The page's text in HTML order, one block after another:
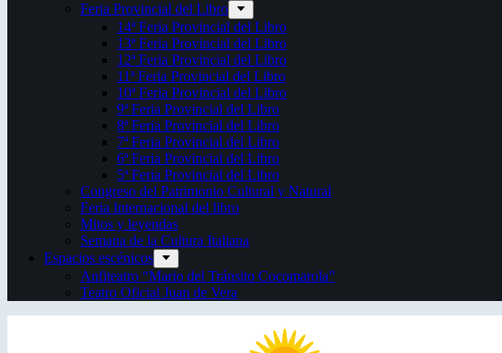
Feria Provincial del Libro
14ª Feria Provincial del Libro
13ª Feria Provincial del Libro
12ª Feria Provincial del Libro
11ª Feria Provincial del Libro
10ª Feria Provincial del Libro
9ª Feria Provincial del Libro
8ª Feria Provincial del Libro
7ª Feria Provincial del Libro
6ª Feria Provincial del Libro
5ª Feria Provincial del Libro
Congreso del Patrimonio Cultural y Natural
Feria Internacional del libro
Mitos y leyendas
Semana de la Cultura Italiana
Espacios escénicos
Anfiteatro “Mario del Tránsito Cocomarola”
Teatro Oficial Juan de Vera